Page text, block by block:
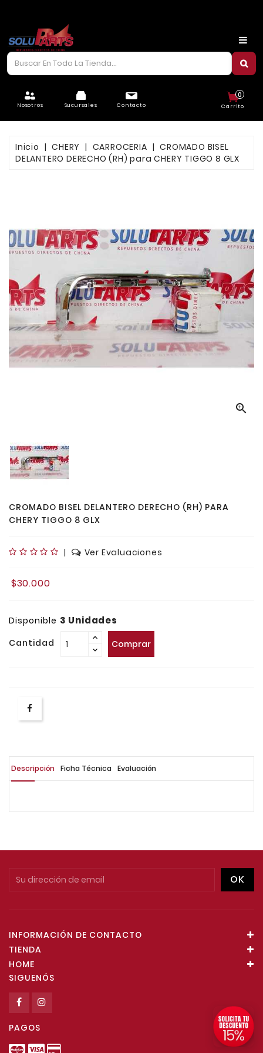
Nosotros Sucursales Contacto Carrito
0
CARROCERÍA
ELÉCTRICO
FRENOS
REFRIGERACIÓN
SUSPENSIÓN
Inicio CHERY CARROCERIA
CROMADO BISEL
DELANTERO DERECHO (RH) para CHERY TIGGO 8 GLX

CROMADO BISEL DELANTERO DERECHO (RH) PARA
CHERY TIGGO 8 GLX
| Ver Evaluaciones
$30.000
Disponible 3 Unidades
Cantidad Comprar
Descripción Ficha Técnica Evaluación
INFORMACIÓN DE CONTACTO
TIENDA
HOME
SIGUENÓS
PAGOS